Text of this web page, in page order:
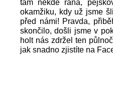
tam někde rána,
okamžiku, kdy už jsme
před námi! Pravda,
skončilo, došli jsme v
holt nás zdržel ten
jak snadno zjistíte na